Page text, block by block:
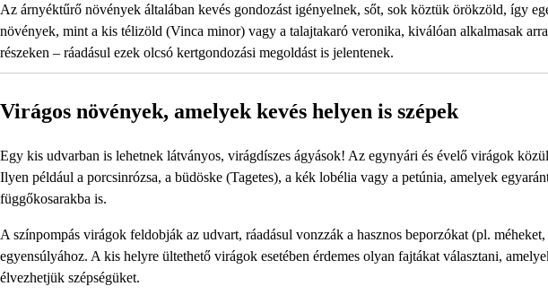
Az árnyéktűrő növények általában kevés gondozást igényelnek, sőt, sok köztük örökzöld, így
növények, mint a kis télizöld (Vinca minor) vagy a talajtakaró veronika, kiválóan alkalmasak
részeken – ráadásul ezek olcsó kertgondozási megoldást is jelentenek.
Virágos növények, amelyek kevés helyen is szépek
Egy kis udvarban is lehetnek látványos, virágdíszes ágyások! Az egynyári és évelő virágok
Ilyen például a porcsinrózsa, a büdöske (Tagetes), a kék lobélia vagy a petúnia, amelyek
függőkosarakba is.
A színpompás virágok feldobják az udvart, ráadásul vonzzák a hasznos beporzókat (pl.
egyensúlyához. A kis helyre ültethető virágok esetében érdemes olyan fajtákat választani,
élvezhetjük szépségüket.